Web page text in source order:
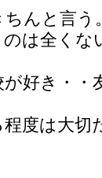
んと言う
は全くな
好き・・
度は大切